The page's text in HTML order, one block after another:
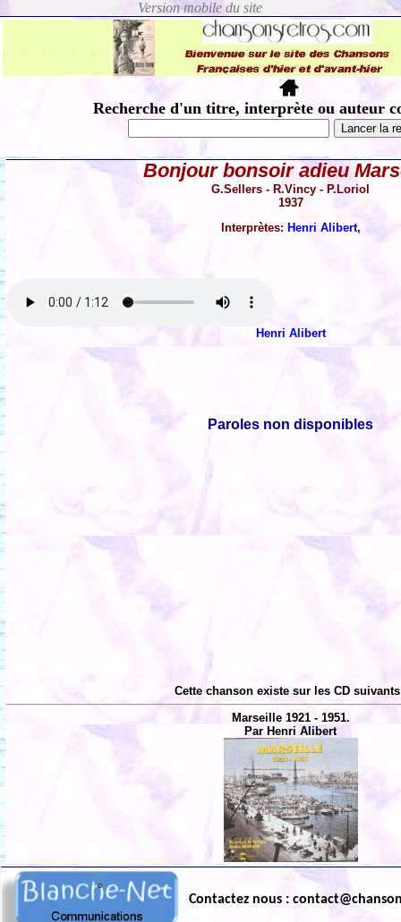
Recherche d'un titre, interprète ou auteur
Bonjour bonsoir adieu
G.Sellers - R.Vincy - P.Loriol
1937
Interprètes: Henri Alibert,
Henri Alibert
Paroles non disponibles
Cette chanson existe sur les CD
Marseille 1921 - 1951.
Par Henri Alibert
Contactez nous :